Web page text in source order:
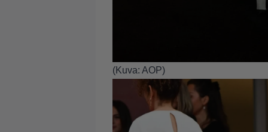
(Kuva: AOP)